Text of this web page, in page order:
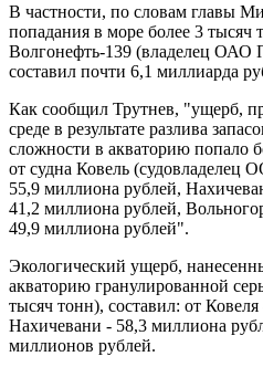
В частности, по словам главы
попадания в море более 3 тысяч
Волгонефть-139 (владелец ОАО
составил почти 6,1 миллиарда
Как сообщил Трутнев, "ущерб,
среде в результате разлива
сложности в акваторию попало
от судна Ковель
55,9 миллиона рублей,
41,2 миллиона рублей,
49,9 миллиона рублей".
Экологический ущерб,
акваторию гранулированной
тысяч тонн), составил: от
Нахичевани - 58,3 миллиона
миллионов рублей.